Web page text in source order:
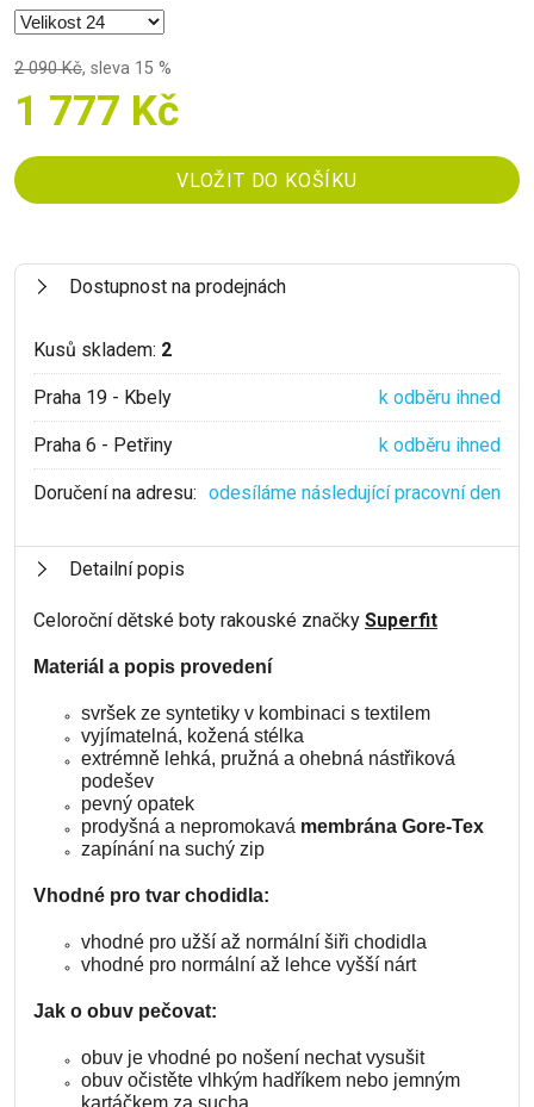
2 090 Kč, sleva 15 %
1 777 Kč
Dostupnost na prodejnách
Kusů skladem: 2
Praha 19 - Kbely k odběru ihned
Praha 6 - Petřiny k odběru ihned
Doručení na adresu: odesíláme následující pracovní den
Detailní popis
Celoroční dětské boty rakouské značky Superfit
Materiál a popis provedení
svršek ze syntetiky v kombinaci s textilem
vyjímatelná, kožená stélka
extrémně lehká, pružná a ohebná nástřiková
podešev
pevný opatek
prodyšná a nepromokavá membrána Gore-Tex
zapínání na suchý zip
Vhodné pro tvar chodidla:
vhodné pro užší až normální šiři chodidla
vhodné pro normální až lehce vyšší nárt
Jak o obuv pečovat:
obuv je vhodné po nošení nechat vysušit
obuv očistěte vlhkým hadříkem nebo jemným